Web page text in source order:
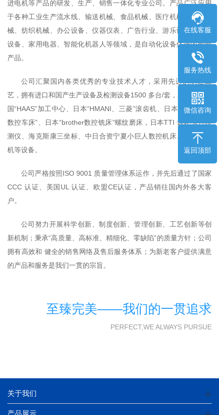
进电机等产品的研发、生产、销售一体化专业公司。产品广泛应用
于各种工业生产流水线、输送机械、食品机械、医疗机械、印刷机
械、纺织机械、办公设备、仪器仪表、广告行业、游乐设施、金融
设备、家用电器、智能化机器人等领域，是自动化设备优选的配套
产品。
公司汇聚国内各类优秀的专业技术人才，采用先进的制造工
艺，拥有进口和国产生产设备及检测设备1500 多台/套，其中包括美
国“HAAS”加工中心、日本“HMANI、三菱”滚齿机、日本“TSUGAMI
数控车床”、日本“brother数控铣床”螺纹磨床，日本TTI 齿轮综合检
测仪、海克斯康三坐标、中日合资宁夏小巨人数控机床、秦川磨齿
机等设备。
公司严格按照ISO 9001 质量管理体系运作，并先后通过了国家
CCC 认证、美国UL 认证、欧盟CE认证，产品销往国内外各大客
户。
公司努力开展科学创新、制度创新、管理创新、工艺创新等创
新机制；秉承“高质量、高标准、精细化、零缺陷”的质量方针；公司
拥有高效和 健全的销售网络及售后服务体系；为新老客户提供满意
的产品和服务是我们一贯的宗旨。
至臻完美——我们的一贯追求
PERFECT,WE ALWAYS PURSUE
关于我们
产品展示
在线客服
服务热线
微信咨询
返回顶部